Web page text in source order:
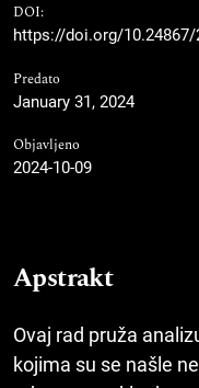
DOI:
https://doi.org/
Predato
January 31, 2024
Objavljeno
2024-10-09
Apstrakt
Ovaj rad pruža
kojima su se našle